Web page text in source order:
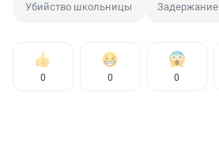
Убийство школьницы Задержание
0 0 0